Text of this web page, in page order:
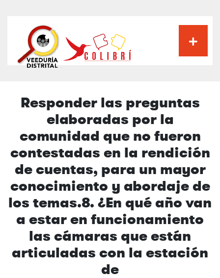
principal
Responder las preguntas
elaboradas por la
comunidad que no fueron
contestadas en la rendición
de cuentas, para un mayor
conocimiento y abordaje de
los temas.8. ¿En qué año van
a estar en funcionamiento
las cámaras que están
articuladas con la estación
de